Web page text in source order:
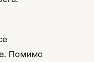
Помимо